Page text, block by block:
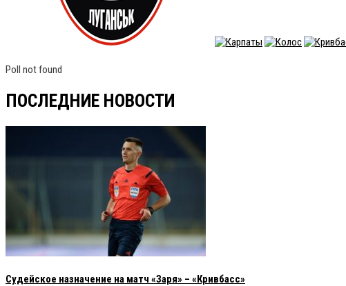
Poll not found
ПОСЛЕДНИЕ НОВОСТИ
Судейское назначение на матч «Заря» – «Кривбасс»